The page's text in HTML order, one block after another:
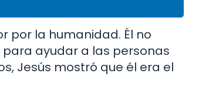
por la humanidad. Él no
ayudar a las personas
Jesús mostró que él era el